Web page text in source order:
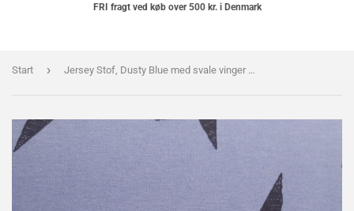
FRI fragt ved køb over 500 kr. i Denmark
Start › Jersey Stof, Dusty Blue med svale vinger 160cm bred.